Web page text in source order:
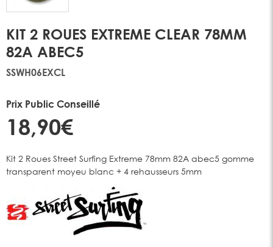
KIT 2 ROUES EXTREME CLEAR 78MM
82A ABEC5
SSWH06EXCL
Prix Public Conseillé
18,90€
Kit 2 Roues Street Surfing Extreme 78mm 82A abec5 gomme
transparent moyeu blanc + 4 rehausseurs 5mm